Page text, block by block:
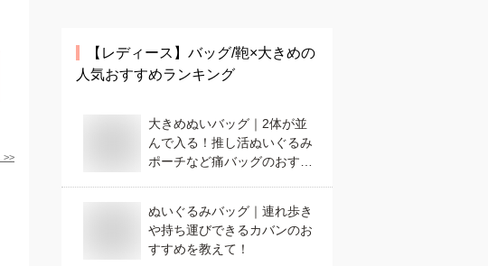
>>
【レディース】 バッグ/鞄×大きめの
人気おすすめランキング
大きめぬいバッグ｜2体が並
んで入る！推し活ぬいぐるみ
ポーチなど痛バッグのおすす
ぬいぐるみバッグ｜連れ歩き
や持ち運びできるカバンのお
すすめを教えて！